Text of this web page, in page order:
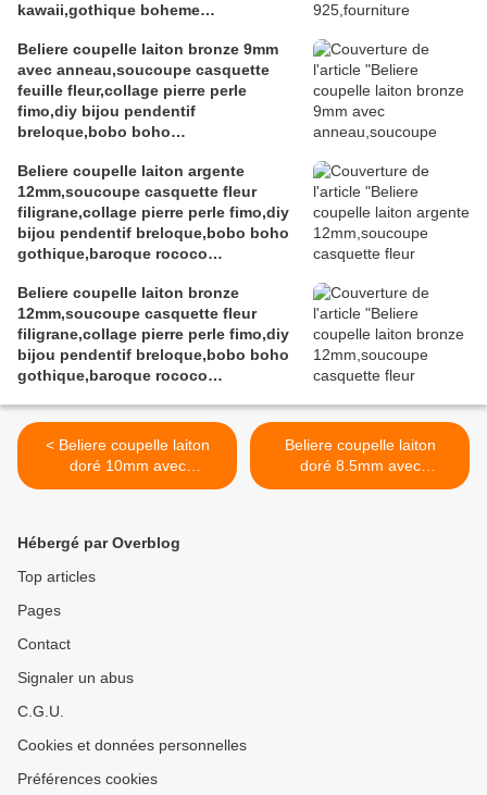
kawaii,gothique boheme
ceremonie,ateliers du fait mains
Beliere coupelle laiton bronze 9mm
avec anneau,soucoupe casquette
feuille fleur,collage pierre perle
fimo,diy bijou pendentif
breloque,bobo boho
victorien,deco scrap
Beliere coupelle laiton argente
12mm,soucoupe casquette fleur
filigrane,collage pierre perle fimo,diy
bijou pendentif breloque,bobo boho
gothique,baroque rococo
Beliere coupelle laiton bronze
12mm,soucoupe casquette fleur
filigrane,collage pierre perle fimo,diy
bijou pendentif breloque,bobo boho
gothique,baroque rococo
< Beliere coupelle laiton
doré 10mm avec
anneau,soucoupe
pendentif breloque,bobo
boho gothique,baroque
rococo victorien,deco scrap
Beliere coupelle laiton
doré 8.5mm avec
anneau,soucoupe
Hébergé par Overblog
Top articles
Pages
Contact
Signaler un abus
C.G.U.
Cookies et données personnelles
Préférences cookies